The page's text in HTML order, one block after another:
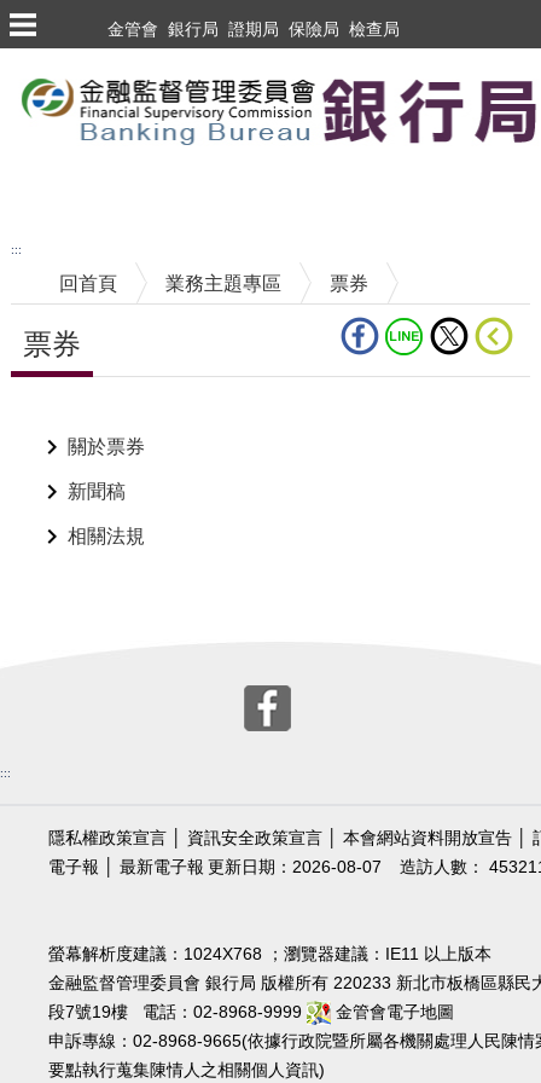
跳到主要內容區塊
金管會 銀行局 證期局 保險局 檢查局
:::
回首頁 業務主題專區 票券
票券
關於票券
新聞稿
相關法規
:::
隱私權政策宣言 資訊安全政策宣言 本會網站資料開放宣告
電子報
最新電子報 造訪人數：
更新日期：2026-08-07
螢幕解析度建議：1024X768 ；瀏覽器建議：IE11 以上版本
金融監督管理委員會 銀行局 版權所有 220233 新北市板橋區縣民
段7號19樓 電話：02-8968-9999
金管會電子地圖
申訴專線：02-8968-9665(依據行政院暨所屬各機關處理人民陳情
要點執行蒐集陳情人之相關個人資訊)